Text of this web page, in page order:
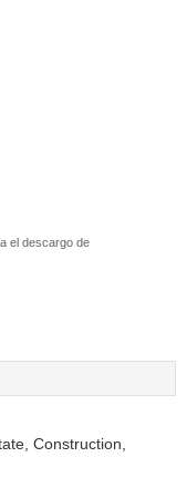
el descargo de
Construction,